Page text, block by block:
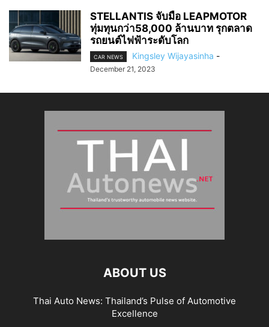
STELLANTIS จับมือ LEAPMOTOR
ทุ่มทุนกว่า58,000 ล้านบาท รุกตลาด
รถยนต์ไฟฟ้าระดับโลก
CAR NEWS Kingsley Wijayasinha -
December 21, 2023
ABOUT US
Thai Auto News: Thailand’s Pulse of Automotive
Excellence